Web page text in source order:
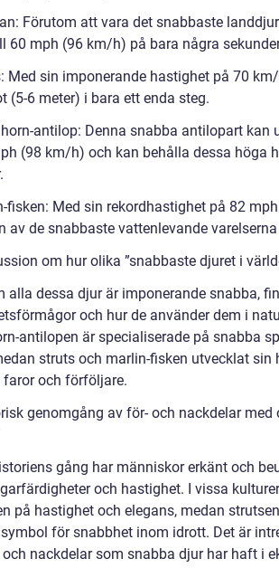
Förutom att vara det snabbaste
60 mph (96 km/h) på bara några
Med sin imponerande hastighet på 70
(5-6 meter) i bara ett enda steg.
antilop: Denna snabba antilopart kan
(98 km/h) och kan behålla dessa höga
fisken: Med sin rekordhastighet på 82
av de snabbaste vattenlevande
om hur olika ”snabbaste djuret i
alla dessa djur är imponerande snabba,
och hur de använder dem i
antilopen är specialiserade på snabba
struts och marlin-fisken utvecklat sin
och förföljare.
genomgång av för- och nackdelar med
gång har människor erkänt och
och hastighet. I vissa
på hastighet och elegans, medan
för snabbhet inom idrott. Det är
nackdelar som snabba djur har haft i